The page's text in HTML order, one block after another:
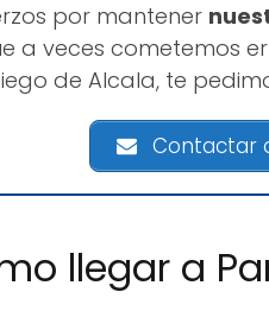
por mantener
a veces cometemos
de Alcala, te
Contactar
llegar a